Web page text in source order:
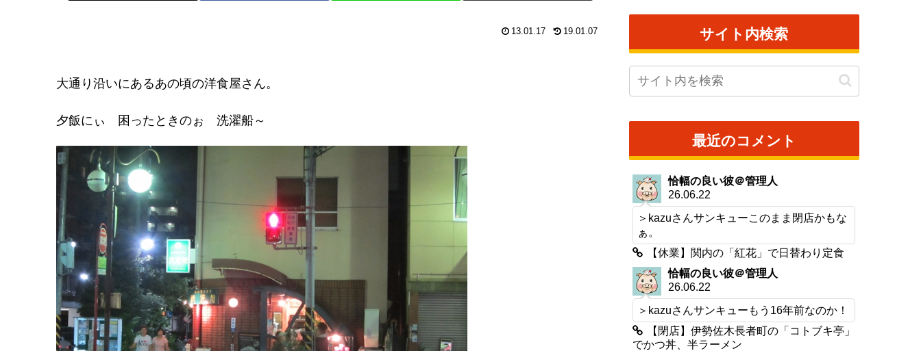
13.01.17 19.01.07
大通り沿いにあるあの頃の洋食屋さん。
夕飯にぃ 困ったときのぉ 洗濯船～
サイト内検索
最近のコメント
恰幅の良い彼＠管理人
26.06.22
＞kazuさんサンキューこのまま閉店かもな
ぁ。
【休業】関内の「紅花」で日替わり定食
恰幅の良い彼＠管理人
26.06.22
＞kazuさんサンキューもう16年前なのか！
【閉店】伊勢佐木長者町の「コトブキ亭」
でかつ丼、半ラーメン